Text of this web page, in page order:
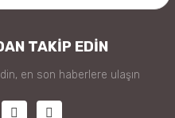
TAKİP EDİN
en son haberlere ulaşın